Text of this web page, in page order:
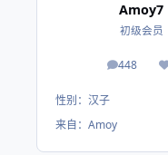
Amoy7
初级会员
448
帖子
性别： 汉子
来自： Amoy